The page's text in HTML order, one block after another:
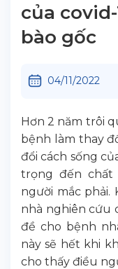
của
bào gốc
04/11/2022
Hơn 2 năm trôi
bệnh làm thay
đổi cách sống
trọng đến chất
người mắc phải.
nhà nghiên cứu
đề cho bệnh
này sẽ hết khi
cho thấy điều